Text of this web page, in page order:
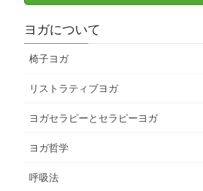
ヨガについて
椅子ヨガ
リストラティブヨガ
ヨガセラピーとセラピーヨガ
ヨガ哲学
呼吸法